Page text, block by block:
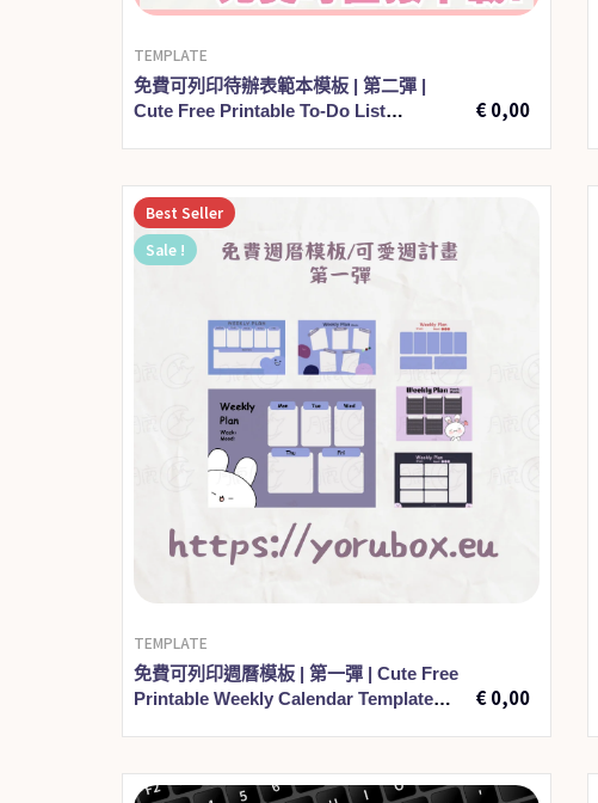
TEMPLATE
免費可列印待辦表範本模板 | 第二彈 |
Cute Free Printable To-Do List
€0,00
Best Seller
Sale !
TEMPLATE
免費可列印週曆模板 | 第一彈 | Cute Free
Printable Weekly Calendar Template
€0,00